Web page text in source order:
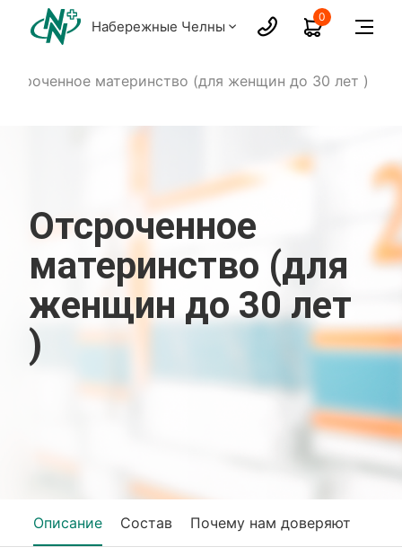
Набережные Челны
0
материнство (для женщин до 30 лет )
Отсроченное
материнство (для
женщин до 30 лет
)
Описание Состав Почему нам доверяют